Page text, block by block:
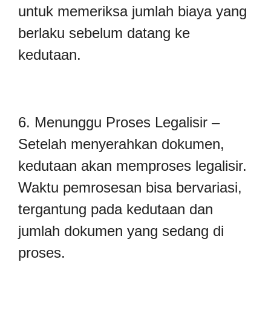
untuk memeriksa jumlah biaya yang
berlaku sebelum datang ke
kedutaan.
6. Menunggu Proses Legalisir –
Setelah menyerahkan dokumen,
kedutaan akan memproses legalisir.
Waktu pemrosesan bisa bervariasi,
tergantung pada kedutaan dan
jumlah dokumen yang sedang di
proses.